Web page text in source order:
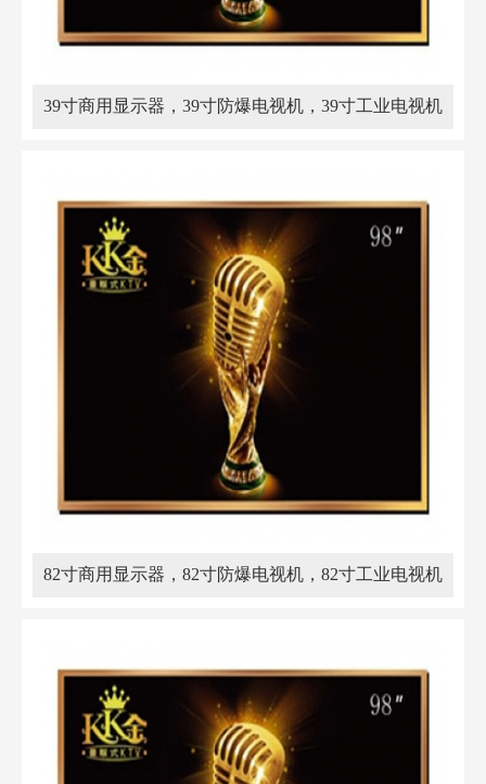
39寸商用显示器，39寸防爆电视机，39寸工业电视机
82寸商用显示器，82寸防爆电视机，82寸工业电视机